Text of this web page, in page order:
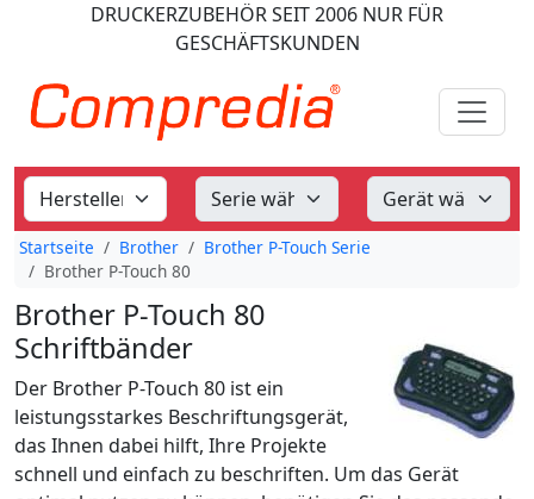
DRUCKERZUBEHÖRSEIT 2006 NUR FÜR
GESCHÄFTSKUNDEN
Startseite Brother
Brother P-Touch Serie
Brother P-Touch 80
Brother P-Touch 80
Schriftbänder
Der Brother P-Touch 80 ist ein
leistungsstarkes Beschriftungsgerät,
das Ihnen dabei hilft, Ihre Projekte
schnell und einfach zu beschriften. Um das Gerät